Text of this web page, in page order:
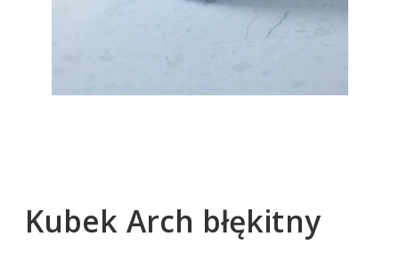
Kubek Arch błękitny